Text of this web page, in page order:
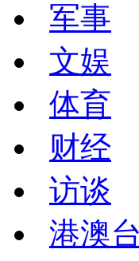
军事
文娱
体育
财经
访谈
港澳